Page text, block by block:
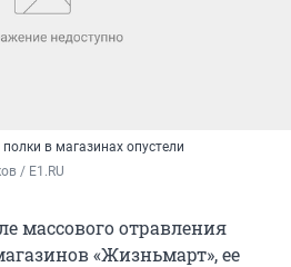
в магазинах опустели
/ E1.RU
массового отравления
«Жизньмарт», ее